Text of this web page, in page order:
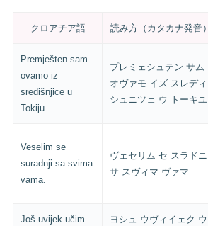
クロアチア語 読み方（カタカナ発音）
Premješten sam
ovamo iz
središnjice u
Tokiju.
プレミェシュテン サム
オヴァモ イズ スレディ
シュニツェ ウ トーキユ
Veselim se
suradnji sa svima
vama.
ヴェセリム セ スラドニ
サ スヴィマ ヴァマ
Još uvijek učim
ヨシュ ウヴィイェク ウ